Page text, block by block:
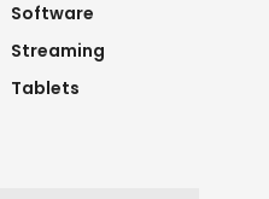
Software
Streaming
Tablets